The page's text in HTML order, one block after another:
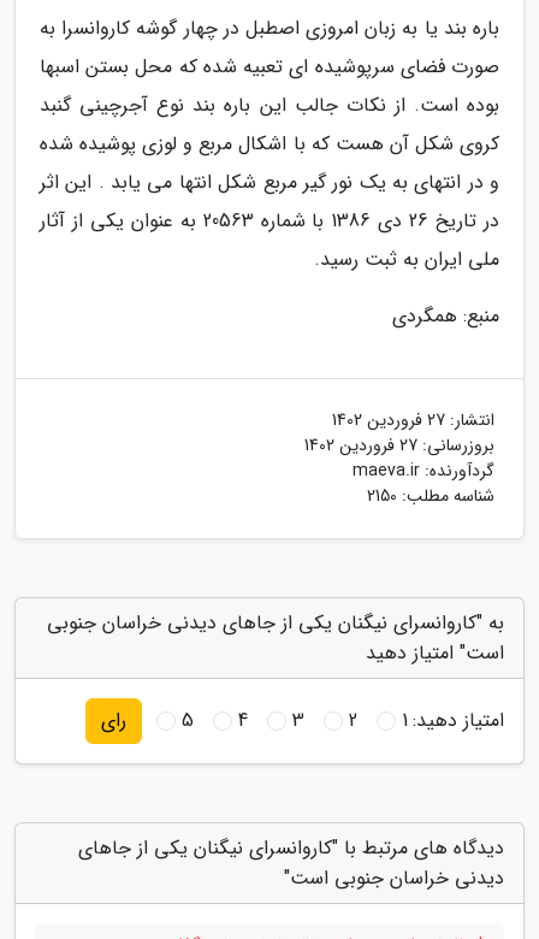
باره بند یا به زبان امروزی اصطبل در چهار گوشه کاروانسرا به
صورت فضای سرپوشیده ای تعبیه شده که محل بستن اسبها
بوده است. از نکات جالب این باره بند نوع آجرچینی گنبد
کروی شکل آن هست که با اشکال مربع و لوزی پوشیده شده
و در انتهای به یک نور گیر مربع شکل انتها می یابد . این اثر
در تاریخ 26 دی 1386 با شماره 20563 به عنوان یکی از آثار
ملی ایران به ثبت رسید.
منبع: همگردی
انتشار: 27 فروردین 1402
بروزرسانی: 27 فروردین 1402
گردآورنده: maeva.ir
شناسه مطلب: 2150
به "کاروانسرای نیگنان یکی از جاهای دیدنی خراسان جنوبی
است" امتیاز دهید
امتیاز دهید:1
2
3
4
5 رای
دیدگاه های مرتبط با "کاروانسرای نیگنان یکی از جاهای
دیدنی خراسان جنوبی است"